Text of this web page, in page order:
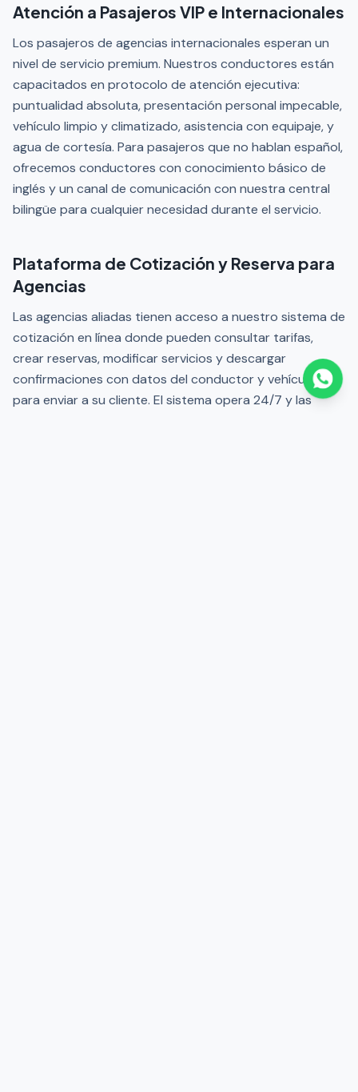
Atención a Pasajeros VIP e Internacionales
Los pasajeros de agencias internacionales esperan un
nivel de servicio premium. Nuestros conductores están
capacitados en protocolo de atención ejecutiva:
puntualidad absoluta, presentación personal impecable,
vehículo limpio y climatizado, asistencia con equipaje, y
agua de cortesía. Para pasajeros que no hablan español,
ofrecemos conductores con conocimiento básico de
inglés y un canal de comunicación con nuestra central
bilingüe para cualquier necesidad durante el servicio.
Plataforma de Cotización y Reserva para
Agencias
Las agencias aliadas tienen acceso a nuestro sistema de
cotización en línea donde pueden consultar tarifas,
crear reservas, modificar servicios y descargar
confirmaciones con datos del conductor y vehículo
para enviar a su cliente. El sistema opera 24/7 y las